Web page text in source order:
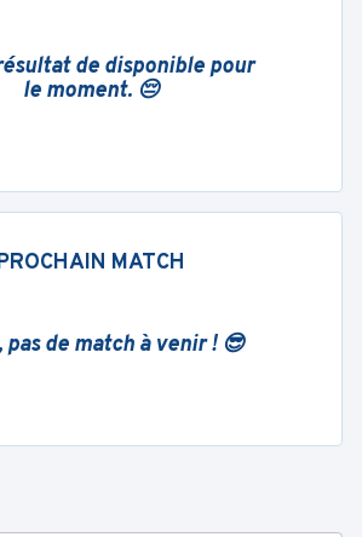
de disponible pour
le moment. 😔
MATCH
pas de match à venir ! 😎